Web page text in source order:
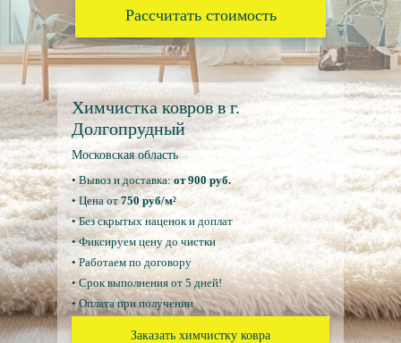
Рассчитать стоимость
Химчистка ковров в г.
Долгопрудный
Московская область
• Вывоз и доставка: от 900 руб.
• Цена от750 руб/м²
• Без скрытых наценок и доплат
• Фиксируем цену до чистки
• Работаем по договору
• Срок выполнения от 5 дней!
• Оплата при получении
Заказать химчистку ковра